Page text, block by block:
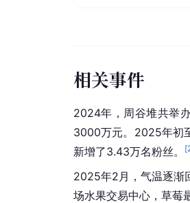
相关事件
2024年，周谷堆共举
3000万元。2025年初
新增了3.43万名粉丝。
[
2025年2月，气温逐渐
场水果交易中心，草莓